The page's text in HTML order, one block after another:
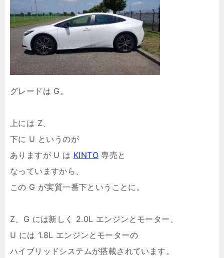
グレードは G。
上には Z、
下に U というのが
ありますが U は KINTO 専売と
なっていますから、
この G が実質一番下ということに。
Z、G には新しく 2.0L エンジンとモーター、
U には 1.8L エンジンとモーターの
ハイブリッドシステムが搭載されています。